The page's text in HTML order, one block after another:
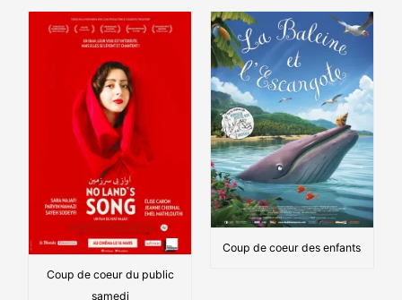
Coup de coeur du public
samedi
Coup de coeur des enfants